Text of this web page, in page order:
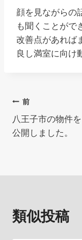
顔を見ながらの
も聞くことがで
改善点があれば
良し満室に向け
投
稿
ー
前
八王子市の物件
公開しました。
類似投稿